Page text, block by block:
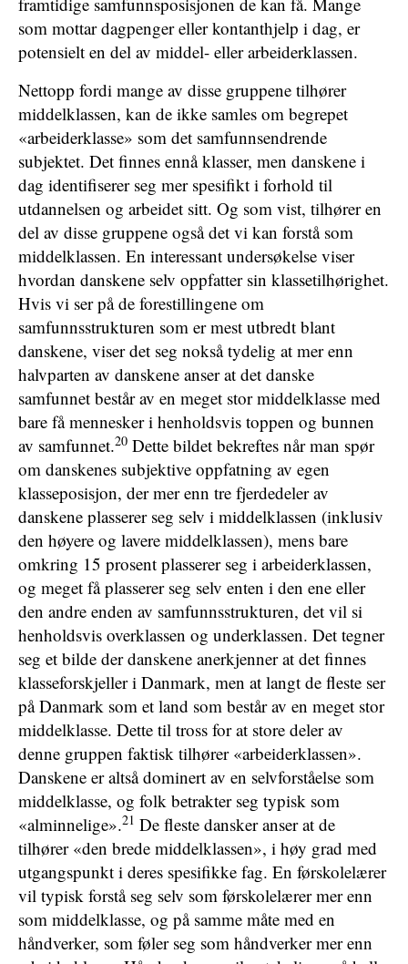
som mottar dagpenger eller kontanthjelp i dag, er
potensielt en del av middel- eller arbeiderklassen.
Nettopp fordi mange av disse gruppene tilhører
middelklassen, kan de ikke samles om begrepet
«arbeiderklasse» som det samfunnsendrende
subjektet. Det finnes ennå klasser, men danskene i
dag identifiserer seg mer spesifikt i forhold til
utdannelsen og arbeidet sitt. Og som vist, tilhører en
del av disse gruppene også det vi kan forstå som
middelklassen. En interessant undersøkelse viser
hvordan danskene selv oppfatter sin klassetilhørighet.
Hvis vi ser på de forestillingene om
samfunnsstrukturen som er mest utbredt blant
danskene, viser det seg nokså tydelig at mer enn
halvparten av danskene anser at det danske
samfunnet består av en meget stor middelklasse med
bare få mennesker i henholdsvis toppen og bunnen
av samfunnet.20 Dette bildet bekreftes når man spør
om danskenes subjektive oppfatning av egen
klasseposisjon, der mer enn tre fjerdedeler av
danskene plasserer seg selv i middelklassen (inklusiv
den høyere og lavere middelklassen), mens bare
omkring 15 prosent plasserer seg i arbeiderklassen,
og meget få plasserer seg selv enten i den ene eller
den andre enden av samfunnsstrukturen, det vil si
henholdsvis overklassen og underklassen. Det tegner
seg et bilde der danskene anerkjenner at det finnes
klasseforskjeller i Danmark, men at langt de fleste ser
på Danmark som et land som består av en meget stor
middelklasse. Dette til tross for at store deler av
denne gruppen faktisk tilhører «arbeiderklassen».
Danskene er altså dominert av en selvforståelse som
middelklasse, og folk betrakter seg typisk som
«alminnelige».21 De fleste dansker anser at de
tilhører «den brede middelklassen», i høy grad med
utgangspunkt i deres spesifikke fag. En førskolelærer
vil typisk forstå seg selv som førskolelærer mer enn
som middelklasse, og på samme måte med en
håndverker, som føler seg som håndverker mer enn